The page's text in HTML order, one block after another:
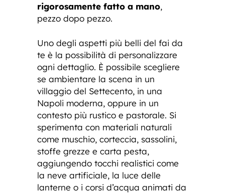
rigorosamente fatto a mano,
pezzo dopo pezzo.
Uno degli aspetti più belli del fai da
te è la possibilità di personalizzare
ogni dettaglio. È possibile scegliere
se ambientare la scena in un
villaggio del Settecento, in una
Napoli moderna, oppure in un
contesto più rustico e pastorale. Si
sperimenta con materiali naturali
come muschio, corteccia, sassolini,
stoffe grezze e carta pesta,
aggiungendo tocchi realistici come
la neve artificiale, la luce delle
lanterne o i corsi d’acqua animati da